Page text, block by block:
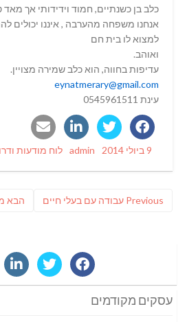
כלב בן כשנתיים, חמוד וידידותי אך מאד
אנחנו משפחה מהערבה , איננו יכולים
למצוא לו בית חם
ואוהב.
עדיפות בחווה, הוא כלב שמירה מצויין.
eynatmerary@gmail.com
עינת 0545961511
Posted
9 ביולי 2014 Author
admin
Categories
לוח מודעות
Previous
Previous
עבודה עם בעלי חיים הבא
עסקים מקודמים